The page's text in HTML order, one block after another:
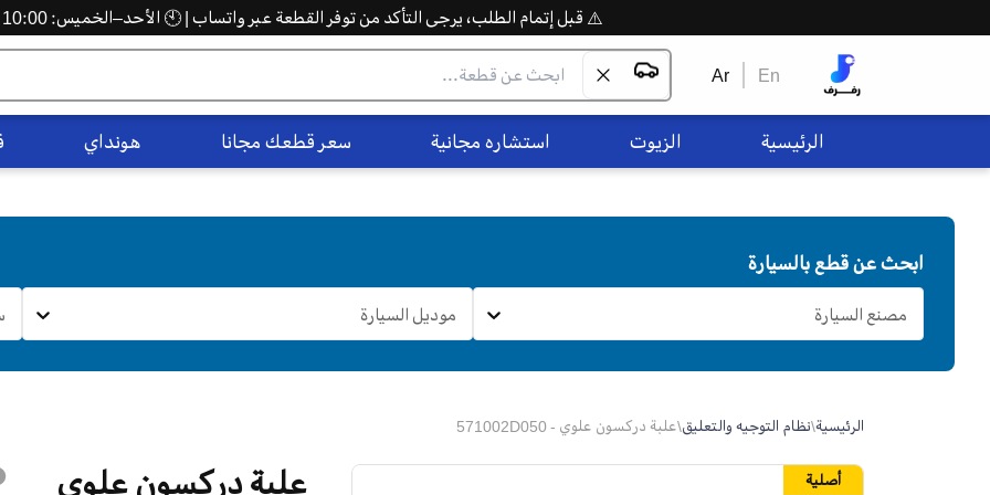
⚠️ قبل إتمام الطلب، يرجى التأكد من توفر القطعة عبر واتساب | 🕙 الأحد–الخميس: 10:00 ص – 5:00 م
En
Ar
الرئيسية الزيوت استشاره مجانية سعر قطعك مجانا هونداي
ابحث عن قطع بالسيارة
مصنع السيارة موديل السيارة
الرئيسية\نظام التوجيه والتعليق\علبة دركسون علوي - 571002D050
علبة دركسون علوي
أصلية